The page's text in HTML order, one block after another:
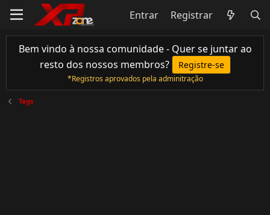
Entrar Registrar
Bem vindo à nossa comunidade - Quer se juntar ao
resto dos nossos membros?
Registre-se
*Registros aprovados pela adminitração
Tags